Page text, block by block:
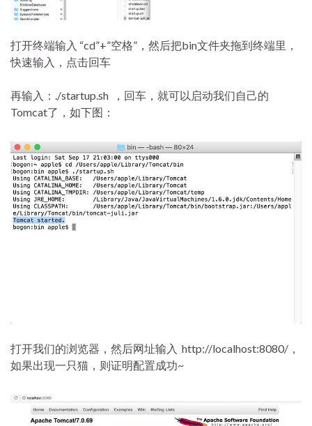
打开终端输入 “cd”+”空格”，然后把bin文件夹拖到终端里，
快速输入，点击回车
再输入：./startup.sh ，回车，就可以启动我们自己的
Tomcat了，如下图：
打开我们的浏览器，然后网址输入 http://localhost:8080/，
如果出现一只猫，则证明配置成功~